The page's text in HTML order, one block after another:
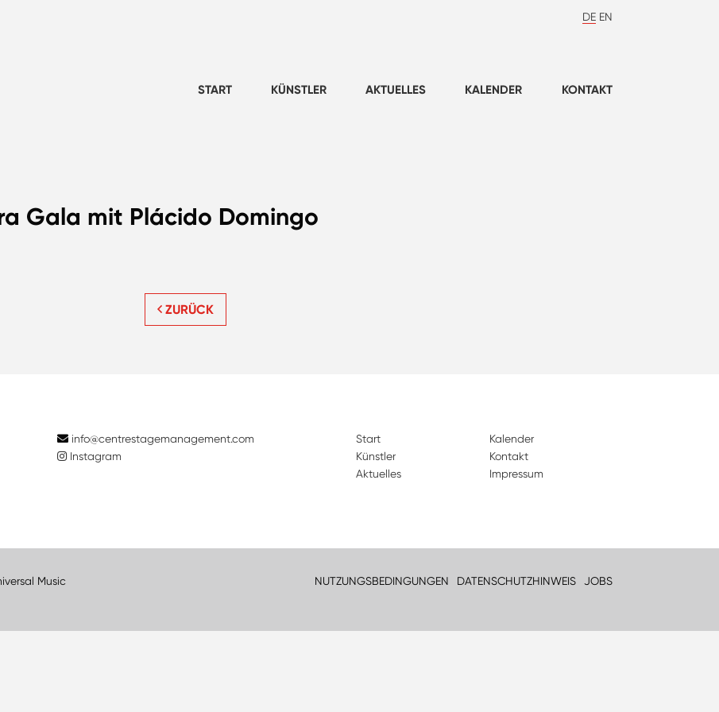
DE EN
START KÜNSTLER AKTUELLES KALENDER KONTAKT
Gala mit Plácido Domingo
ZURÜCK
info@centrestagemanagement.com
Instagram
Start
Künstler
Aktuelles
Kalender
Kontakt
Impressum
Music
NUTZUNGSBEDINGUNGEN DATENSCHUTZHINWEIS JOBS